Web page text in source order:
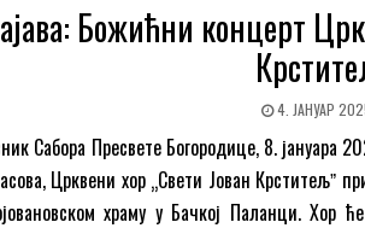
Божићни концерт
4. ЈАНУАР
Сабора Пресвете Богородице, 8. јануара
Црквени хор „Свети Јован Крститељˮ
храму у Бачкој Паланци. Хор